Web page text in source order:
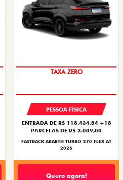
TAXA ZERO
PESSOA FÍSICA
ENTRADA DE R$ 118.434,84 +18
PARCELAS DE R$ 3.089,00
FASTBACK ABARTH TURBO 270 FLEX AT
2026
Quero agora!